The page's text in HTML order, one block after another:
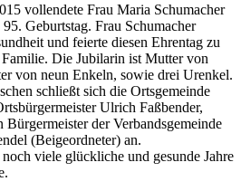
vollendete Frau Maria Schumacher
Geburtstag. Frau Schumacher
und feierte diesen Ehrentag zu
Die Jubilarin ist Mutter von
von neun Enkeln, sowie drei Urenkel.
schließt sich die Ortsgemeinde
Ulrich Faßbender,
der Verbandsgemeinde
(Beigeordneter) an.
viele glückliche und gesunde Jahre